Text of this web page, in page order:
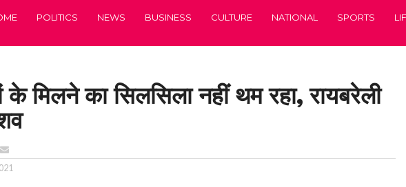
POLITICS NEWS BUSINESS CULTURE NATIONAL SPORTS
के मिलने का सिलसिला नहीं थम रहा, रायबरेली